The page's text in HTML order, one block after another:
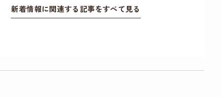
新着情報に関連する記事をすべて見る